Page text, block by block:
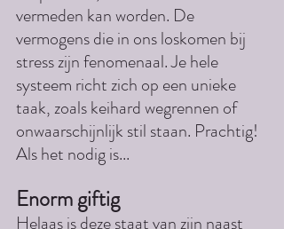
vermeden kan worden. De
vermogens die in ons loskomen bij
stress zijn fenomenaal. Je hele
systeem richt zich op een unieke
taak, zoals keihard wegrennen of
onwaarschijnlijk stil staan. Prachtig!
Als het nodig is...
Enorm giftig
Helaas is deze staat van zijn naast